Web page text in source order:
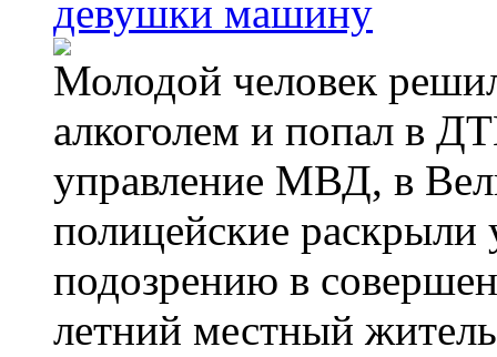
девушки машину
Молодой человек
алкоголем и попал в
управление МВД, в
полицейские
подозрению в
летний местный